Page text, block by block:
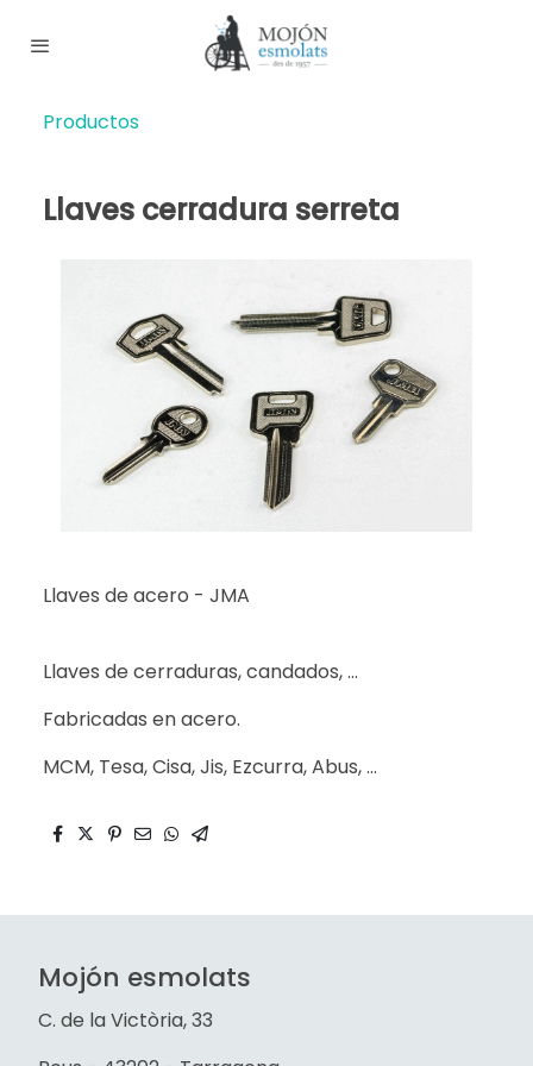
Productos
Llaves cerradura serreta
Llaves de acero - JMA
Llaves de cerraduras, candados, ...
Fabricadas en acero.
MCM, Tesa, Cisa, Jis, Ezcurra, Abus, ...
Mojón esmolats
C. de la Victòria, 33